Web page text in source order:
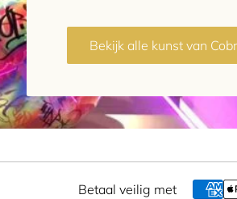
Bekijk alle kunst van
Betaal veilig met